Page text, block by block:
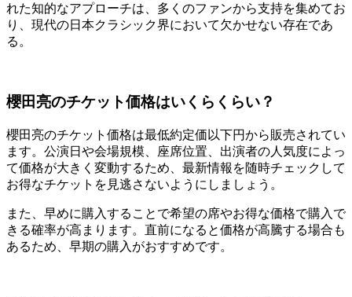
れた知的なアプローチは、多くのファンから支持を集めてお
り、現代の日本クラシック界において欠かせない存在であ
る。
櫻田亮のチケット価格はいくらくらい？
櫻田亮のチケット価格は最低約定価以下円から販売されてい
ます。公演日や会場規模、座席位置、出演者の人気度によっ
て価格が大きく変動するため、最新情報を随時チェックして
お得なチケットを見逃さないようにしましょう。
また、早めに購入することで希望の席やお得な価格で購入で
きる確率が高まります。直前になると価格が高騰する場合も
あるため、早期の購入がおすすめです。